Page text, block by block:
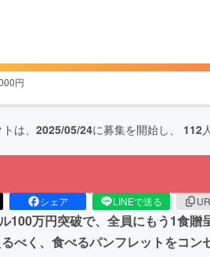
円
は、 2025/05/24に募集を開始し、 112
シェア LINEで送る
ル100万円突破で、全員にもう1食
べく、食べるパンフレットをコ